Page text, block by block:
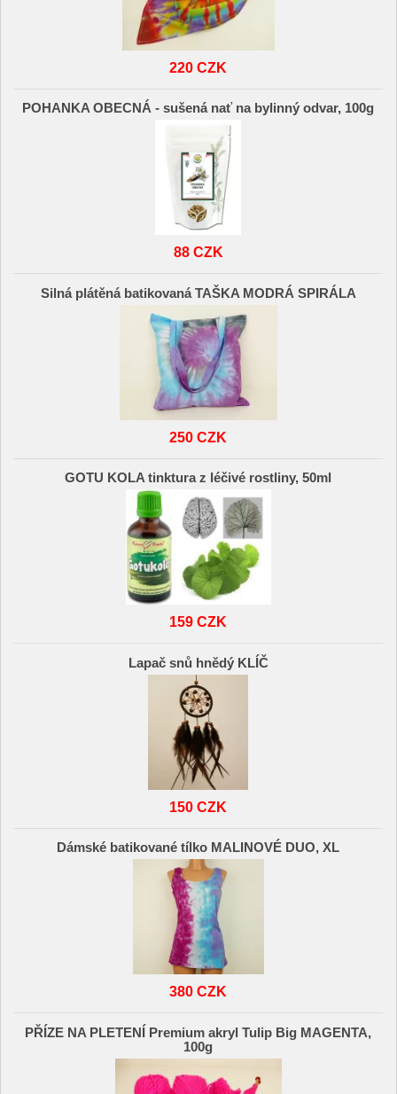
220 CZK
POHANKA OBECNÁ - sušená nať na bylinný odvar, 100g
88 CZK
Silná plátěná batikovaná TAŠKA MODRÁ SPIRÁLA
250 CZK
GOTU KOLA tinktura z léčivé rostliny, 50ml
159 CZK
Lapač snů hnědý KLÍČ
150 CZK
Dámské batikované tílko MALINOVÉ DUO, XL
380 CZK
PŘÍZE NA PLETENÍ Premium akryl Tulip Big MAGENTA,
100g